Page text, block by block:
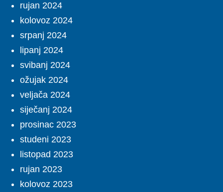
rujan 2024
kolovoz 2024
srpanj 2024
lipanj 2024
svibanj 2024
ožujak 2024
veljača 2024
siječanj 2024
prosinac 2023
studeni 2023
listopad 2023
rujan 2023
kolovoz 2023